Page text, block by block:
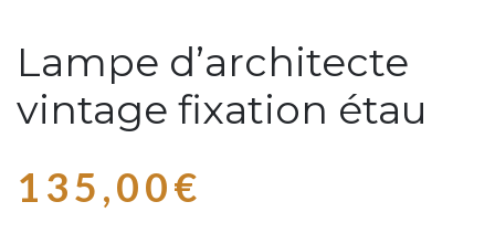
Lampe d’architecte
vintage fixation étau
135,00€